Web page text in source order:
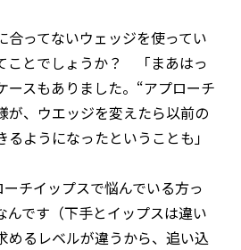
合ってないウェッジを使ってい
ことでしょうか？ 「まあはっ
ースもありました。“アプローチ
が、ウエッジを変えたら以前の
ようになったということも」
チイップスで悩んでいる方っ
んです（下手とイップスは違い
めるレベルが違うから、追い込